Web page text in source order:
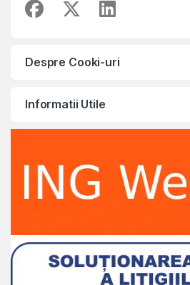
Despre Cooki-uri
Informatii Utile